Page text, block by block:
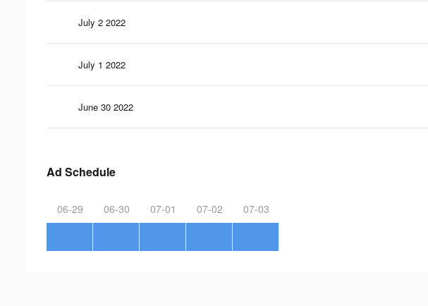
July 2 2022
July 1 2022
June 30 2022
Ad Schedule
06-29 06-30 07-01 07-02 07-03